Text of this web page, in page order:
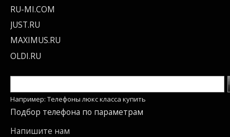
RU-MI.COM
JUST.RU
MAXIMUS.RU
OLDI.RU
Например: Телефоны люкс класса купить
Подбор телефона по параметрам
Напишите нам